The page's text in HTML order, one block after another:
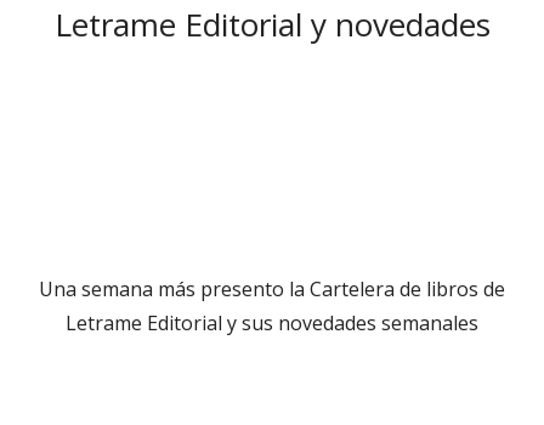
Letrame Editorial y novedades
Una semana más presento la Cartelera de libros de
Letrame Editorial y sus novedades semanales